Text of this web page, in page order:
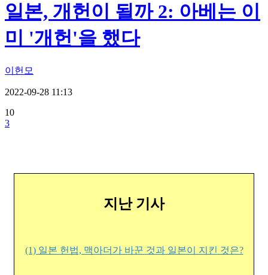
일본, 개헌이 될까 2: 아베는 이
미 '개헌'을 했다
이헌모
2022-09-28 11:13
10
3
지난 기사
(1) 일본 헌법, 맥아더가 바꾼 것과 일본이 지킨 것은?